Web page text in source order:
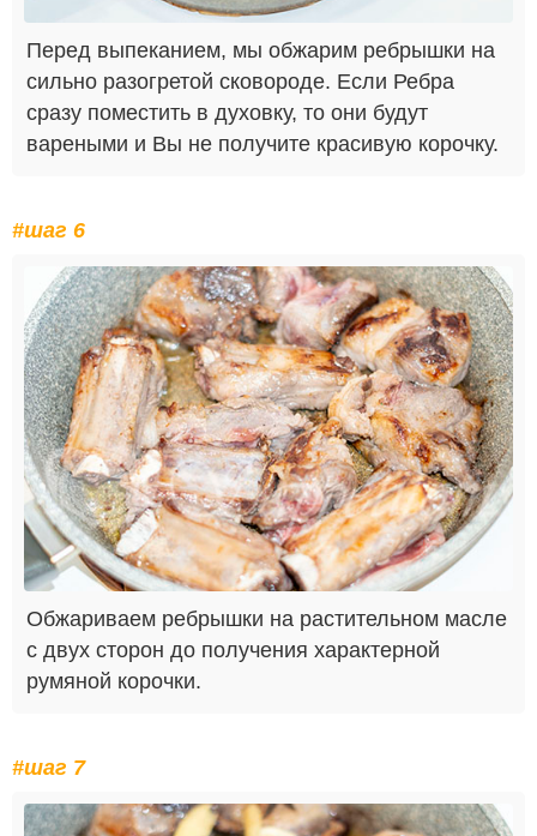
Перед выпеканием, мы обжарим ребрышки на
сильно разогретой сковороде. Если Ребра
сразу поместить в духовку, то они будут
вареными и Вы не получите красивую корочку.
#шаг 6
Обжариваем ребрышки на растительном масле
с двух сторон до получения характерной
румяной корочки.
#шаг 7